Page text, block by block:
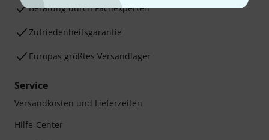
Beratung durch Fachexperten
Zufriedenheitsgarantie
Europas größtes Versandlager
Service
Versandkosten und Lieferzeiten
Hilfe-Center